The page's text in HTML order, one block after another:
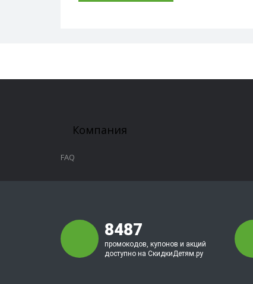
Компания
FAQ
8487
промокодов, купонов и акций
доступно на СкидкиДетям.ру